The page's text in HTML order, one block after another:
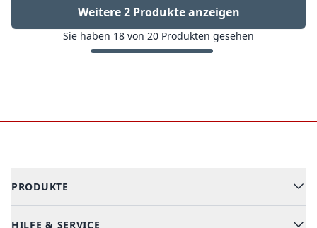
Weitere 2 Produkte anzeigen
Sie haben 18 von 20 Produkten gesehen
PRODUKTE
HILFE & SERVICE